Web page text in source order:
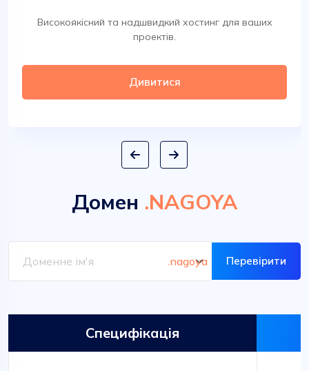
Високоякісний та надшвидкий хостинг для ваших
проектів.
Дивитися
Домен .NAGOYA
Перевірити
Специфікація